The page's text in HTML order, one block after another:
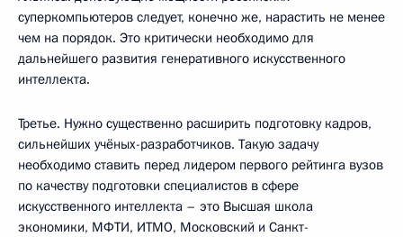
суперкомпьютеров следует, конечно же, нарастить не менее
чем на порядок. Это критически необходимо для
дальнейшего развития генеративного искусственного
интеллекта.
Третье. Нужно существенно расширить подготовку кадров,
сильнейших учёных-разработчиков. Такую задачу
необходимо ставить перед лидером первого рейтинга вузов
по качеству подготовки специалистов в сфере
искусственного интеллекта – это Высшая школа
экономики, МФТИ, ИТМО, Московский и Санкт-